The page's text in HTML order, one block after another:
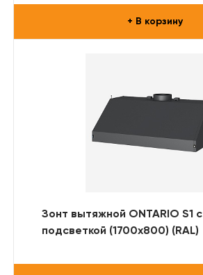
+ В корзину
Зонт вытяжной ONTARIO S1 с
подсветкой (1700x800) (RAL)